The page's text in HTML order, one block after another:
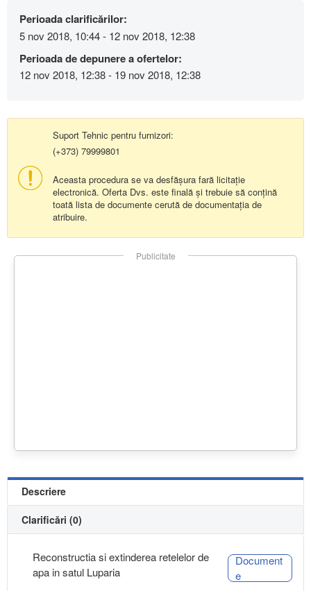
Perioada clarificărilor:
5 nov 2018, 10:44 - 12 nov 2018, 12:38
Perioada de depunere a ofertelor:
12 nov 2018, 12:38 - 19 nov 2018, 12:38
Suport Tehnic pentru furnizori:
(+373) 79999801
Aceasta procedura se va desfășura fară licitație
electronică. Oferta Dvs. este finală și trebuie să conțină
toată lista de documente cerută de documentația de
atribuire.
Publicitate
Descriere
Clarificări (0)
Reconstructia si extinderea retelelor de
apa in satul Luparia
Document
e